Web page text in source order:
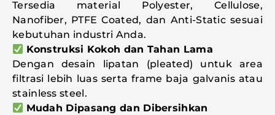
Tersedia material Polyester, Cellulose,
Nanofiber, PTFE Coated, dan Anti-Static sesuai
kebutuhan industri Anda.
Konstruksi Kokoh dan Tahan Lama
Dengan desain lipatan (pleated) untuk area
filtrasi lebih luas serta frame baja galvanis atau
stainless steel.
Mudah Dipasang dan Dibersihkan